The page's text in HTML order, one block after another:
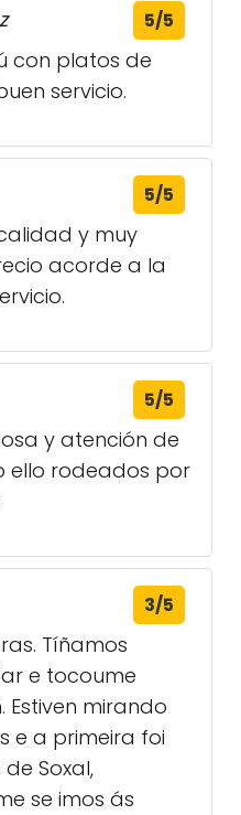
5/5
con platos de
servicio.
5/5
y muy
acorde a la
5/5
y atención de
ello rodeados por
3/5
Tíñamos
e tocoume
Estiven mirando
e a primeira foi
Soxal,
se imos ás